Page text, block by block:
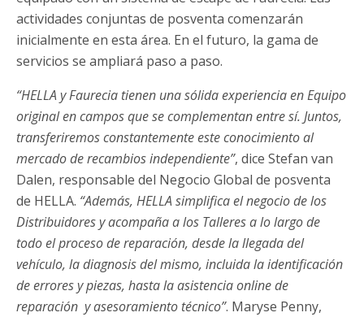
actividades conjuntas de posventa comenzarán
inicialmente en esta área. En el futuro, la gama de
servicios se ampliará paso a paso.
“HELLA y Faurecia tienen una sólida experiencia en Equipo
original en campos que se complementan entre sí. Juntos,
transferiremos constantemente este conocimiento al
mercado de recambios independiente”, dice Stefan van
Dalen, responsable del Negocio Global de posventa
de HELLA. “Además, HELLA simplifica el negocio de los
Distribuidores y acompaña a los Talleres a lo largo de
todo el proceso de reparación, desde la llegada del
vehículo, la diagnosis del mismo, incluida la identificación
de errores y piezas, hasta la asistencia online de
reparación y asesoramiento técnico”. Maryse Penny,